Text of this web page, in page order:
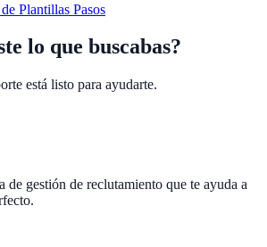
Plantillas Pasos
lo que buscabas?
está listo para ayudarte.
de gestión de reclutamiento que te ayuda a